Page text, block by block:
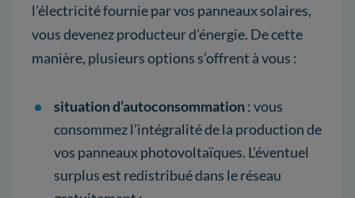
l’électricité fournie par vos panneaux solaires,
vous devenez producteur d’énergie. De cette
manière, plusieurs options s’offrent à vous :
situation d’autoconsommation: vous
consommez l’intégralité de la production de
vos panneaux photovoltaïques. L'éventuel
surplus est redistribué dans le réseau